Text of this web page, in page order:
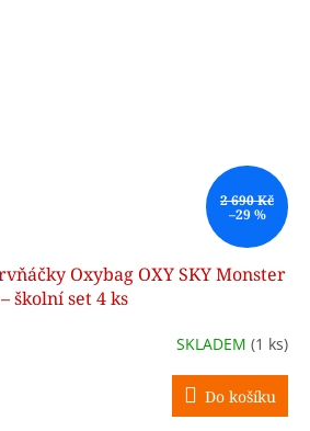
2 690 Kč
–29 %
Oxybag OXY SKY Monster
– školní set 4 ks
SKLADEM (1 ks)
Do košíku